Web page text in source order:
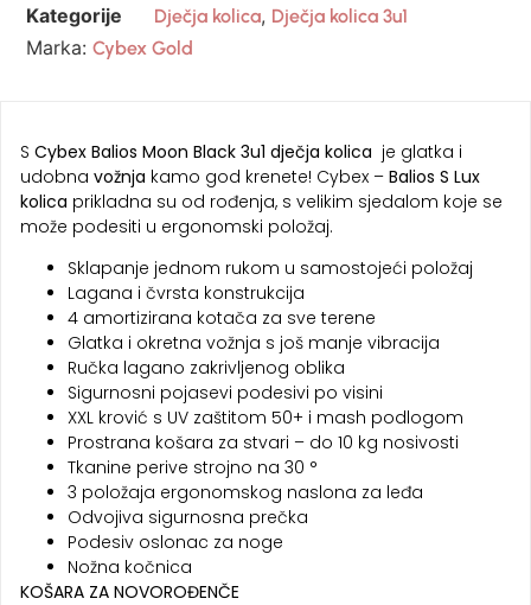
Kategorije
Dječja kolica, Dječja kolica 3u1
Marka:Cybex Gold
S Cybex Balios Moon Black 3u1 dječja kolica je glatka i
udobna vožnja kamo god krenete! Cybex – Balios S Lux
kolica prikladna su od rođenja, s velikim sjedalom koje se
može podesiti u ergonomski položaj.
Sklapanje jednom rukom u samostojeći položaj
Lagana i čvrsta konstrukcija
4 amortizirana kotača za sve terene
Glatka i okretna vožnja s još manje vibracija
Ručka lagano zakrivljenog oblika
Sigurnosni pojasevi podesivi po visini
XXL krović s UV zaštitom 50+ i mash podlogom
Prostrana košara za stvari – do 10 kg nosivosti
Tkanine perive strojno na 30 °
3 položaja ergonomskog naslona za leđa
Odvojiva sigurnosna prečka
Podesiv oslonac za noge
Nožna kočnica
KOŠARA ZA NOVOROĐENČE